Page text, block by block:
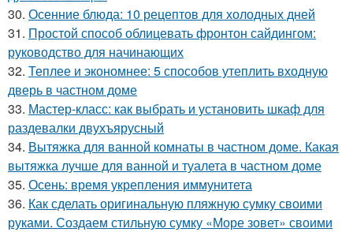
30. Осенние блюда: 10 рецептов для холодных дней
31. Простой способ облицевать фронтон сайдингом:
руководство для начинающих
32. Теплее и экономнее: 5 способов утеплить входную
дверь в частном доме
33. Мастер-класс: как выбрать и установить шкаф для
раздевалки двухъярусный
34. Вытяжка для ванной комнаты в частном доме. Какая
вытяжка лучше для ванной и туалета в частном доме
35. Осень: время укрепления иммунитета
36. Как сделать оригинальную пляжную сумку своими
руками. Создаем стильную сумку «Море зовет» своими